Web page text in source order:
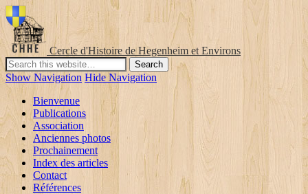
Cercle d'Histoire de Hegenheim et Environs
Show Navigation Hide Navigation
Bienvenue
Publications
Association
Anciennes photos
Prochainement
Index des articles
Contact
Références